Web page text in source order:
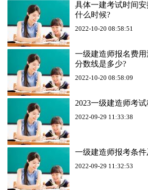
具体一建考试时间
什么时候?
2022-10-20 08:58:51
一级建造师报名费
分数线是多少?
2022-10-20 08:58:09
2023一级建造师考
2022-09-29 11:33:38
一级建造师报考条
2022-09-29 11:32:53